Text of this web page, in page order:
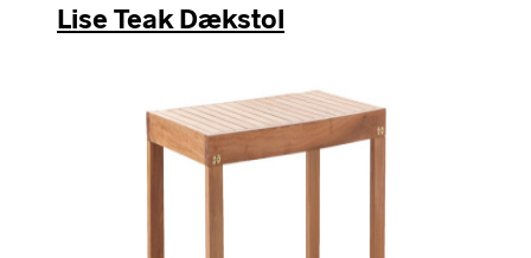
Lise Teak Dækstol